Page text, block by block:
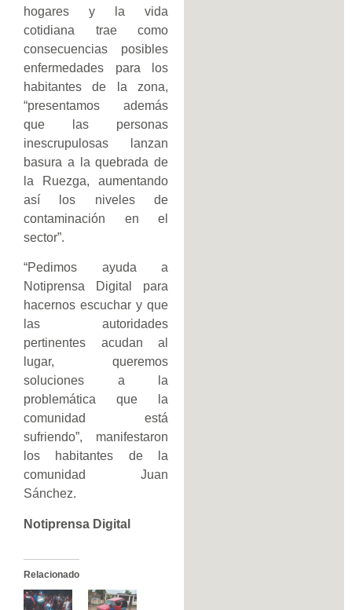
hogares y la vida
cotidiana trae como
consecuencias posibles
enfermedades para los
habitantes de la zona,
“presentamos además
que las personas
inescrupulosas lanzan
basura a la quebrada de
la Ruezga, aumentando
así los niveles de
contaminación en el
sector”.
“Pedimos ayuda a
Notiprensa Digital para
hacernos escuchar y que
las autoridades
pertinentes acudan al
lugar, queremos
soluciones a la
problemática que la
comunidad está
sufriendo”, manifestaron
los habitantes de la
comunidad Juan
Sánchez.
Notiprensa Digital
Relacionado